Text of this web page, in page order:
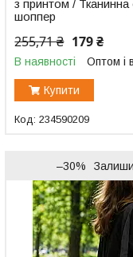
з принтом /
шоппер
255,71 ₴ 179 ₴
В наявності Оптом і
Купити
234590209
–30%